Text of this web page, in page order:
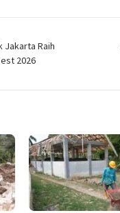
Jakarta Raih
2026